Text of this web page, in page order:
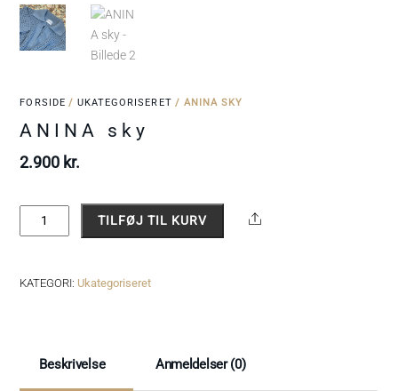
FORSIDE/ UKATEGORISERET/ ANINA SKY
ANINA sky
2.900 kr.
ANINA
sky
TILFØJ TIL KURV Share
KATEGORI: Ukategoriseret
Beskrivelse Anmeldelser (0)